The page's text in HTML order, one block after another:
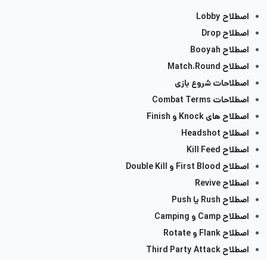
اصطلاح Lobby
اصطلاح Drop
اصطلاح Booyah
اصطلاح Match،Round
اصطلاحات شروع بازی
اصطلاحات Combat Terms
اصطلاح های Knock و Finish
اصطلاح Headshot
اصطلاح Kill Feed
اصطلاح First Blood و Double Kill
اصطلاح Revive
اصطلاح Rush یا Push
اصطلاح Camp و Camping
اصطلاح Flank و Rotate
اصطلاح Third Party Attack